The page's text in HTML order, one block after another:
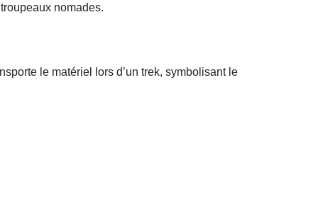
nomades.
le matériel lors d’un trek, symbolisant le